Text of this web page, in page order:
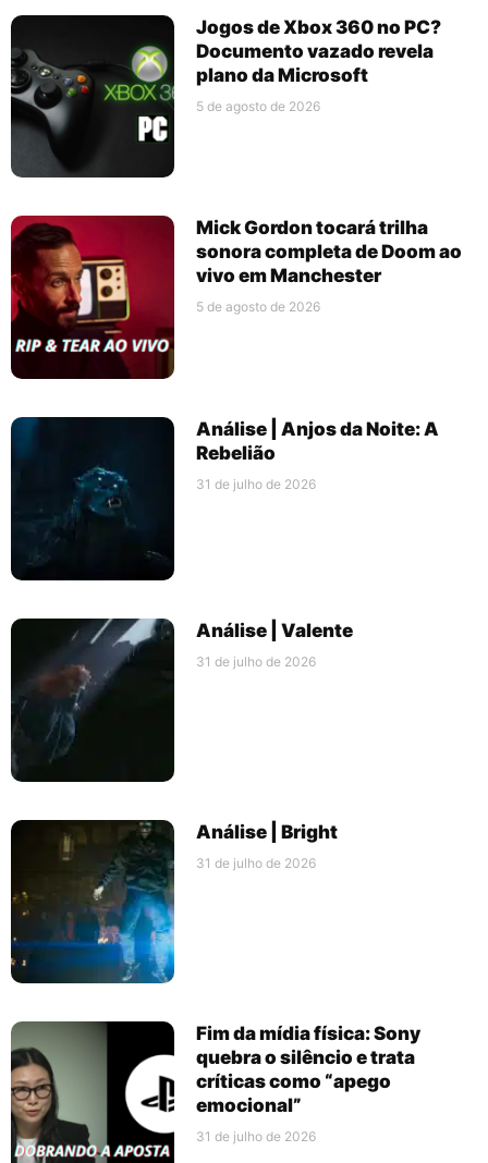
Jogos de Xbox 360 no PC?
Documento vazado revela
plano da Microsoft
5 de agosto de 2026
Mick Gordon tocará trilha
sonora completa de Doom ao
vivo em Manchester
5 de agosto de 2026
Análise | Anjos da Noite: A
Rebelião
31 de julho de 2026
Análise | Valente
31 de julho de 2026
Análise | Bright
31 de julho de 2026
Fim da mídia física: Sony
quebra o silêncio e trata
críticas como “apego
emocional”
31 de julho de 2026